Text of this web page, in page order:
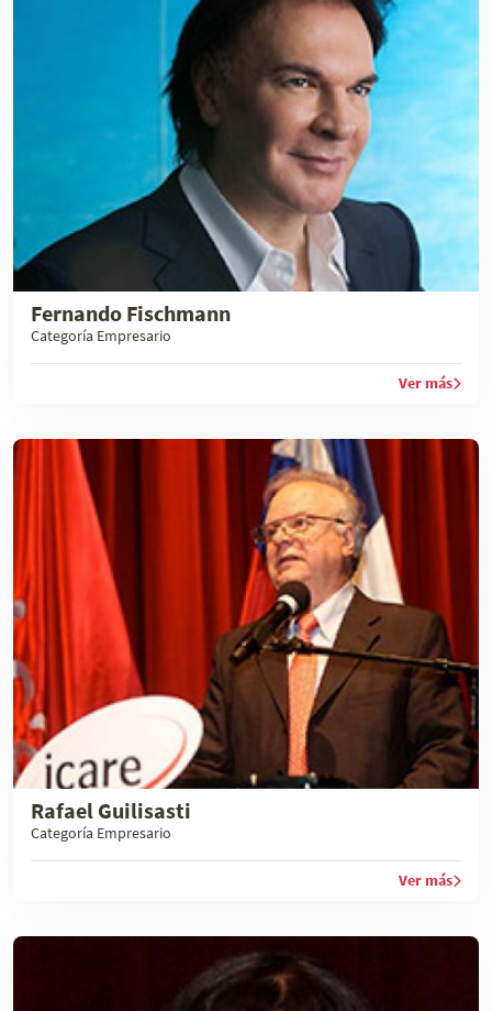
Fernando Fischmann
Categoría Empresario
Ver más
Rafael Guilisasti
Categoría Empresario
Ver más